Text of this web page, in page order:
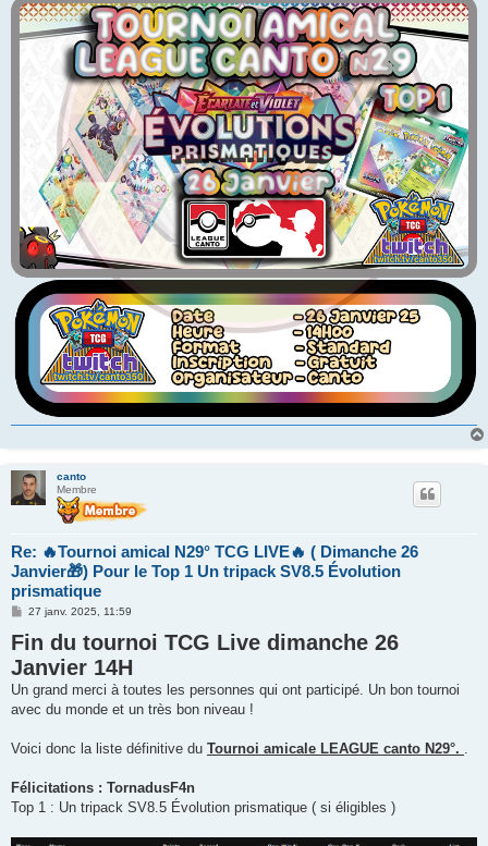
canto
Membre
Re: 🔥Tournoi amical N29° TCG LIVE🔥 ( Dimanche 26
Janvier🎁) Pour le Top 1 Un tripack SV8.5 Évolution
prismatique
M
s
s
a
g
e
27 janv. 2025, 11:59
Fin du tournoi TCG Live dimanche 26
Janvier 14H
Un grand merci à toutes les personnes qui ont participé. Un bon tournoi
avec du monde et un très bon niveau !
Voici donc la liste définitive du Tournoi amicale LEAGUE canto N29°. .
Félicitations : TornadusF4n
Top 1 : Un tripack SV8.5 Évolution prismatique ( si éligibles )